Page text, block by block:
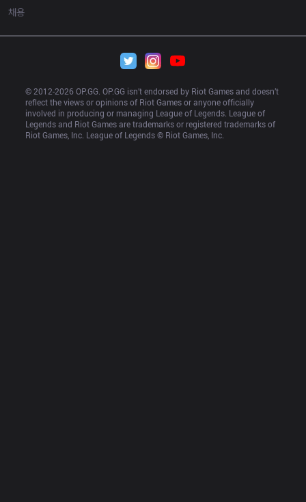
채용
© 2012-2026 OP.GG. OP.GG isn’t endorsed by Riot Games and doesn’t
reflect the views or opinions of Riot Games or anyone officially
involved in producing or managing League of Legends. League of
Legends and Riot Games are trademarks or registered trademarks of
Riot Games, Inc. League of Legends © Riot Games, Inc.